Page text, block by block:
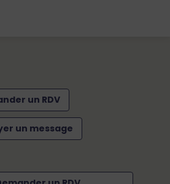
un RDV
un message